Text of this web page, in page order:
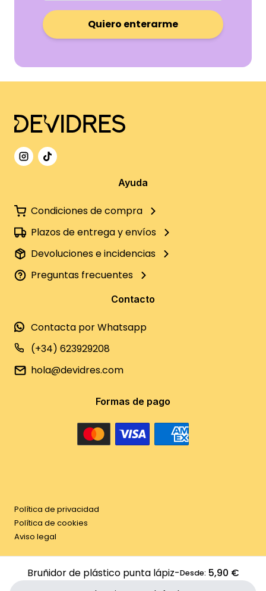
Bruñidor de plástico punta lápiz-Desde: 5,90 €
Quiero enterarme
Ayuda
Condiciones de compra
Plazos de entrega y envíos
Devoluciones e incidencias
Preguntas frecuentes
Contacto
Contacta por Whatsapp
(+34) 623929208
hola@devidres.com
Formas de pago
Política de privacidad
Política de cookies
Aviso legal
©2026DeVidres. Tots els drets reservats.